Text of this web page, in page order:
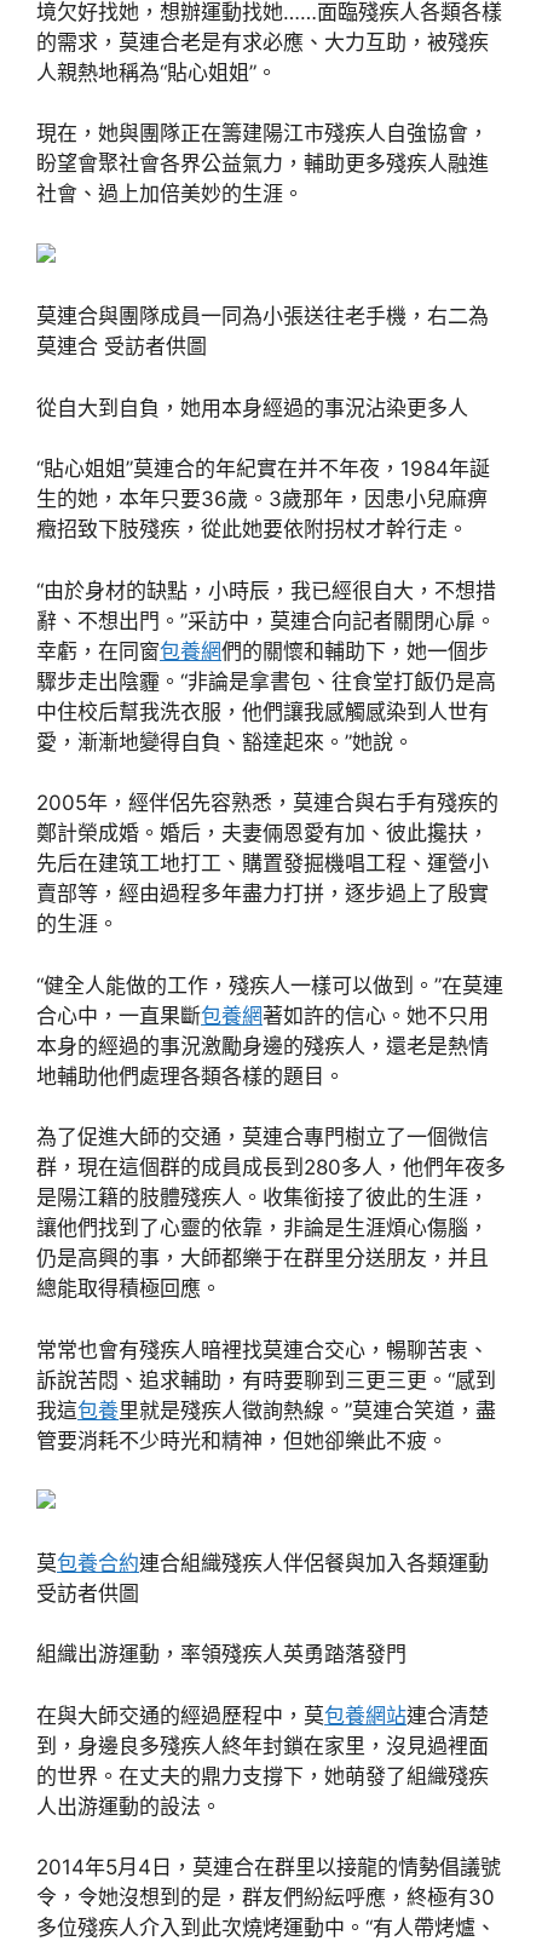
境欠好找她，想辦運動找她……面臨殘疾人各類各樣
的需求，莫連合老是有求必應、大力互助，被殘疾
人親熱地稱為“貼心姐姐”。
現在，她與團隊正在籌建陽江市殘疾人自強協會，
盼望會聚社會各界公益氣力，輔助更多殘疾人融進
社會、過上加倍美妙的生涯。
莫連合與團隊成員一同為小張送往老手機，右二為
莫連合 受訪者供圖
從自大到自負，她用本身經過的事況沾染更多人
“貼心姐姐”莫連合的年紀實在并不年夜，1984年誕
生的她，本年只要36歲。3歲那年，因患小兒麻痹
癥招致下肢殘疾，從此她要依附拐杖才幹行走。
“由於身材的缺點，小時辰，我已經很自大，不想措
辭、不想出門。”采訪中，莫連合向記者關閉心扉。
幸虧，在同窗包養網們的關懷和輔助下，她一個步
驟步走出陰霾。“非論是拿書包、往食堂打飯仍是高
中住校后幫我洗衣服，他們讓我感觸感染到人世有
愛，漸漸地變得自負、豁達起來。”她說。
2005年，經伴侶先容熟悉，莫連合與右手有殘疾的
鄭計榮成婚。婚后，夫妻倆恩愛有加、彼此攙扶，
先后在建筑工地打工、購置發掘機唱工程、運營小
賣部等，經由過程多年盡力打拼，逐步過上了殷實
的生涯。
“健全人能做的工作，殘疾人一樣可以做到。”在莫連
合心中，一直果斷包養網著如許的信心。她不只用
本身的經過的事況激勵身邊的殘疾人，還老是熱情
地輔助他們處理各類各樣的題目。
為了促進大師的交通，莫連合專門樹立了一個微信
群，現在這個群的成員成長到280多人，他們年夜多
是陽江籍的肢體殘疾人。收集銜接了彼此的生涯，
讓他們找到了心靈的依靠，非論是生涯煩心傷腦，
仍是高興的事，大師都樂于在群里分送朋友，并且
總能取得積極回應。
常常也會有殘疾人暗裡找莫連合交心，暢聊苦衷、
訴說苦悶、追求輔助，有時要聊到三更三更。“感到
我這包養里就是殘疾人徵詢熱線。”莫連合笑道，盡
管要消耗不少時光和精神，但她卻樂此不疲。
莫包養合約連合組織殘疾人伴侶餐與加入各類運動
受訪者供圖
組織出游運動，率領殘疾人英勇踏落發門
在與大師交通的經過歷程中，莫包養網站連合清楚
到，身邊良多殘疾人終年封鎖在家里，沒見過裡面
的世界。在丈夫的鼎力支撐下，她萌發了組織殘疾
人出游運動的設法。
2014年5月4日，莫連合在群里以接龍的情勢倡議號
令，令她沒想到的是，群友們紛紜呼應，終極有30
多位殘疾人介入到此次燒烤運動中。“有人帶烤爐、